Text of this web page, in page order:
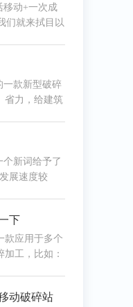
移动+一次成
们就来拭目以
一款新型破碎
省力，给建筑
新词给予了
展速度较
下
款应用于多个
工，比如：
动破碎站